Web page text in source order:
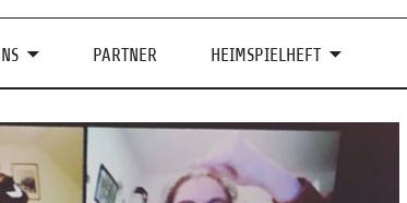
PARTNER HEIMSPIELHEFT